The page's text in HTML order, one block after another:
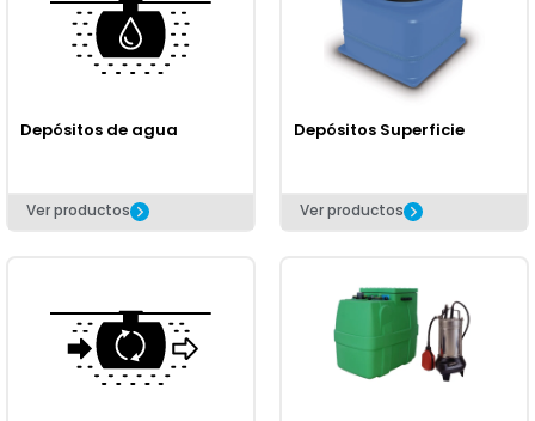
Depósitos de agua
Ver productos
Depósitos Superficie
Ver productos